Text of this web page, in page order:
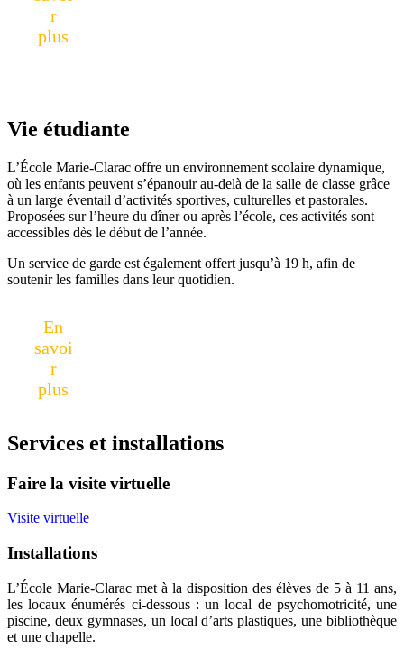
r
plus
Vie étudiante
L’École Marie-Clarac offre un environnement scolaire dynamique,
où les enfants peuvent s’épanouir au-delà de la salle de classe grâce
à un large éventail d’activités sportives, culturelles et pastorales.
Proposées sur l’heure du dîner ou après l’école, ces activités sont
accessibles dès le début de l’année.
Un service de garde est également offert jusqu’à 19 h, afin de
soutenir les familles dans leur quotidien.
En
savoi
r
plus
Services et installations
Faire la visite virtuelle
Visite virtuelle
Installations
L’École Marie-Clarac met à la disposition des élèves de 5 à 11 ans,
les locaux énumérés ci-dessous : un local de psychomotricité, une
piscine, deux gymnases, un local d’arts plastiques, une bibliothèque
et une chapelle.